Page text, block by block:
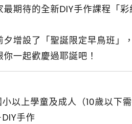
期待的全新DIY手作課程「
增設了「聖誕限定早鳥班」
一起歡慶過耶誕吧！
以上學童及成人（10歲以下需
手作